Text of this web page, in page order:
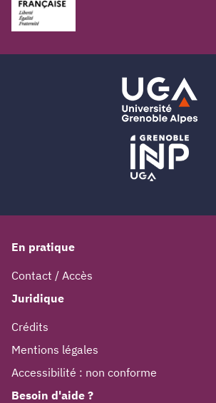
En pratique
Contact / Accès
Juridique
Crédits
Mentions légales
Accessibilité : non conforme
Besoin d'aide ?